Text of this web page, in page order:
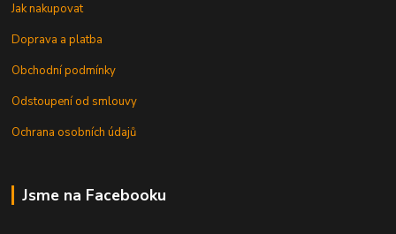
Jak nakupovat
Doprava a platba
Obchodní podmínky
Odstoupení od smlouvy
Ochrana osobních údajů
Jsme na Facebooku